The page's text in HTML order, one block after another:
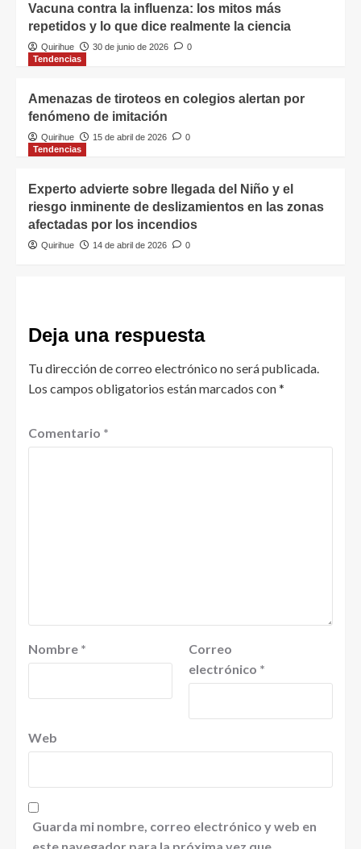
Vacuna contra la influenza: los mitos más
repetidos y lo que dice realmente la ciencia
Quirihue 30 de junio de 2026
0
Tendencias
Amenazas de tiroteos en colegios alertan por
fenómeno de imitación
Quirihue 15 de abril de 2026
0
Tendencias
Experto advierte sobre llegada del Niño y el
riesgo inminente de deslizamientos en las zonas
afectadas por los incendios
Quirihue 14 de abril de 2026 0
Deja una respuesta
Tu dirección de correo electrónico no será publicada.
Los campos obligatorios están marcados con*
Comentario *
Nombre *
Correo
electrónico *
Web
Guarda mi nombre, correo electrónico y web en